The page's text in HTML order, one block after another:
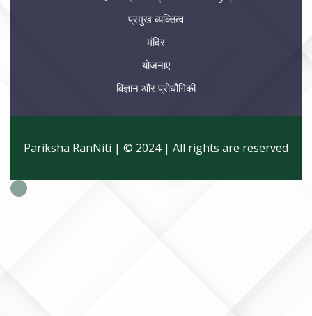
प्रमुख व्यक्तित्व
मंदिर
योजनाए
विज्ञान और प्रोधौगिकी
Pariksha RanNiti | © 2024 | All rights are reserved